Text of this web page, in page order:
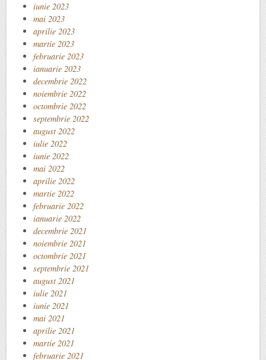
iunie 2023
mai 2023
aprilie 2023
martie 2023
februarie 2023
ianuarie 2023
decembrie 2022
noiembrie 2022
octombrie 2022
septembrie 2022
august 2022
iulie 2022
iunie 2022
mai 2022
aprilie 2022
martie 2022
februarie 2022
ianuarie 2022
decembrie 2021
noiembrie 2021
octombrie 2021
septembrie 2021
august 2021
iulie 2021
iunie 2021
mai 2021
aprilie 2021
martie 2021
februarie 2021